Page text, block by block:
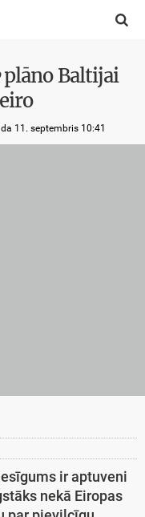

plāno Baltijai
11. septembris 10:41
ir aptuveni
nekā Eiropas